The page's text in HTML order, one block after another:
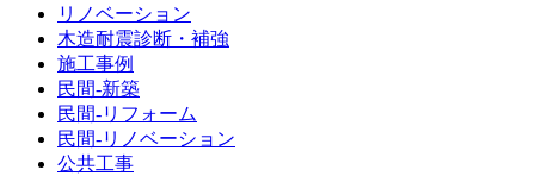
リノベーション
木造耐震診断・補強
施工事例
民間-新築
民間-リフォーム
民間-リノベーション
公共工事